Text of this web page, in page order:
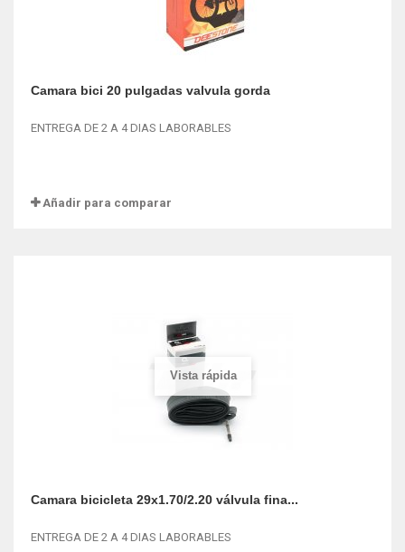
Camara bici 20 pulgadas valvula gorda
ENTREGA DE 2 A 4 DIAS LABORABLES
Añadir para comparar
Vista rápida
Camara bicicleta 29x1.70/2.20 válvula fina...
ENTREGA DE 2 A 4 DIAS LABORABLES